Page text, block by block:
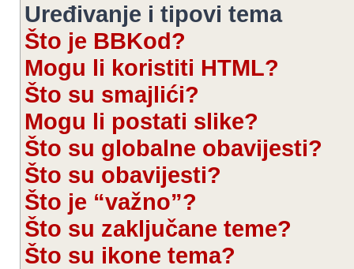
Uređivanje i tipovi tema
Što je BBKod?
Mogu li koristiti HTML?
Što su smajlići?
Mogu li postati slike?
Što su globalne obavijesti?
Što su obavijesti?
Što je “važno”?
Što su zaključane teme?
Što su ikone tema?